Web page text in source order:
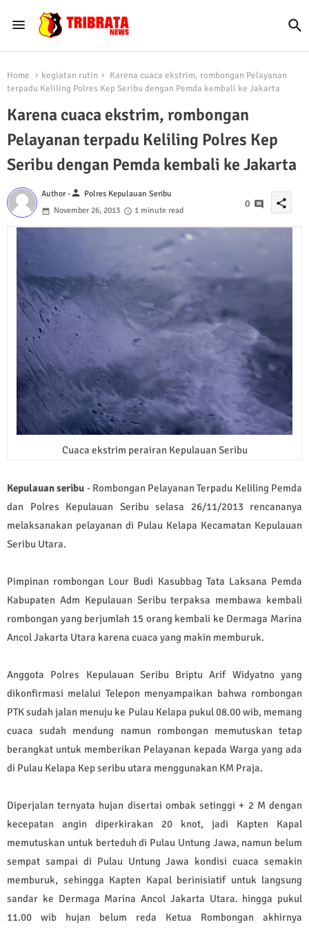
Home kegiatan rutin
Karena cuaca ekstrim, rombongan Pelayanan
terpadu Keliling Polres Kep Seribu dengan Pemda kembali ke Jakarta
Karena cuaca ekstrim, rombongan
Pelayanan terpadu Keliling Polres Kep
Seribu dengan Pemda kembali ke Jakarta
Author -person Polres Kepulauan Seribu
November 26, 2013
1 minute read
0 share
Cuaca ekstrim perairan Kepulauan Seribu
Kepulauan seribu - Rombongan Pelayanan Terpadu Keliling Pemda
dan Polres Kepulauan Seribu selasa 26/11/2013 rencananya
melaksanakan pelayanan di Pulau Kelapa Kecamatan Kepulauan
Seribu Utara.
Pimpinan rombongan Lour Budi Kasubbag Tata Laksana Pemda
Kabupaten Adm Kepulauan Seribu terpaksa membawa kembali
rombongan yang berjumlah 15 orang kembali ke Dermaga Marina
Ancol Jakarta Utara karena cuaca yang makin memburuk.
Anggota Polres Kepulauan Seribu Briptu Arif Widyatno yang
dikonfirmasi melalui Telepon menyampaikan bahwa rombongan
PTK sudah jalan menuju ke Pulau Kelapa pukul 08.00 wib, memang
cuaca sudah mendung namun rombongan memutuskan tetap
berangkat untuk memberikan Pelayanan kepada Warga yang ada
di Pulau Kelapa Kep seribu utara menggunakan KM Praja.
Diperjalan ternyata hujan disertai ombak setinggi + 2 M dengan
kecepatan angin diperkirakan 20 knot, jadi Kapten Kapal
memutuskan untuk berteduh di Pulau Untung Jawa, namun belum
sempat sampai di Pulau Untung Jawa kondisi cuaca semakin
memburuk, sehingga Kapten Kapal berinisiatif untuk langsung
sandar ke Dermaga Marina Ancol Jakarta Utara. hingga pukul
11.00 wib hujan belum reda Ketua Rombongan akhirnya